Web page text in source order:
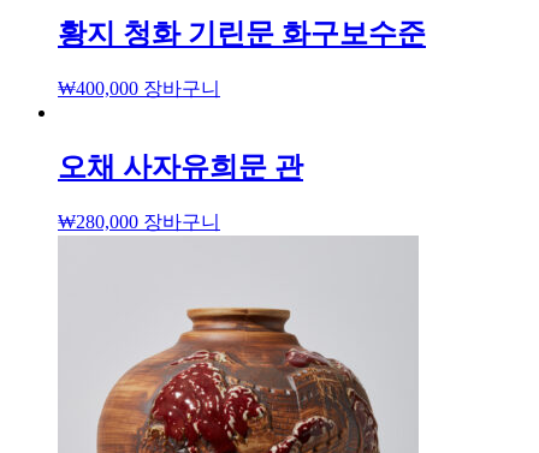
황지 청화 기린문 화구보수준
₩400,000 장바구니
오채 사자유희문 관
₩280,000 장바구니